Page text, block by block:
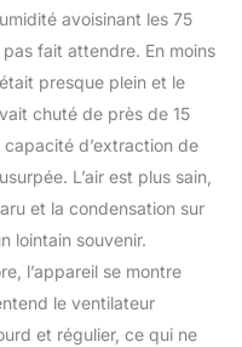
avoisinant les 75
fait attendre. En moins
presque plein et le
chuté de près de 15
capacité d’extraction de
L’air est plus sain,
et la condensation sur
lointain souvenir.
l’appareil se montre
le ventilateur
et régulier, ce qui ne